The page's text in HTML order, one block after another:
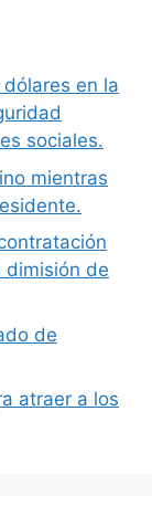
en la
sociales.
mientras
dimisión de
de
atraer a los